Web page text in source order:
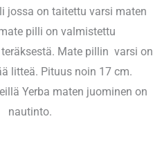
jossa on taitettu varsi maten
pilli on valmistettu
Mate pillin varsi on
litteä. Pituus noin 17 cm.
Yerba maten juominen on
nautinto.